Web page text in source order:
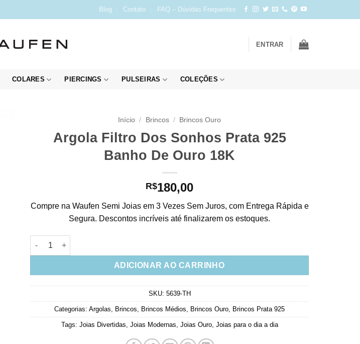
Blog Contato FAQ – Dúvidas Frequentes
ENTRAR
COLARES PIERCINGS PULSEIRAS COLEÇÕES
Início / Brincos / Brincos Ouro
Argola Filtro Dos Sonhos Prata 925
Banho De Ouro 18K
R$180,00
Compre na Waufen Semi Joias em 3 Vezes Sem Juros, com Entrega Rápida e
Segura. Descontos incríveis até finalizarem os estoques.
Argola Filtro Dos Sonhos Prata 925 Banho De Ouro 18K quantidade
ADICIONAR AO CARRINHO
SKU: 5639-TH
Categorias: Argolas Brincos Brincos Médios Brincos Ouro Brincos Prata 925
Tags: Joias Divertidas Joias Modernas Joias Ouro, Joias para o dia a dia